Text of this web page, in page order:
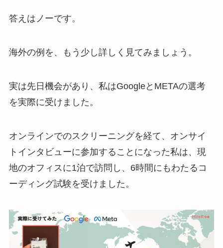
答えはノーです。
海外の例を、もう少し詳しく見てみましょう。
実は先日機会があり、私はGoogleとMETAの選考
を実際に受けました。
オンラインでのスクリーニングを経て、オンサイ
トインタビューに参加することになった私は、現
地のオフィスに1泊で訪問し、6時間にもわたるコ
ーディング試験を受けました。